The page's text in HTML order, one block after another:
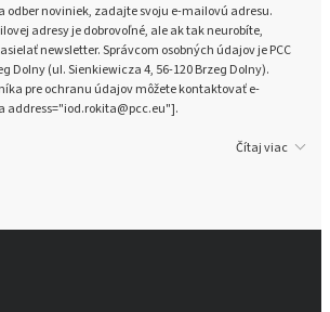
odber noviniek, zadajte svoju e-mailovú adresu.
adresy je dobrovoľné, ale ak tak neurobíte,
newsletter. Správcom osobných údajov je PCC
Dolny (ul. Sienkiewicza 4, 56-120 Brzeg Dolny).
pre ochranu údajov môžete kontaktovať e-
address="iod.rokita@pcc.eu"].
Čítaj viac